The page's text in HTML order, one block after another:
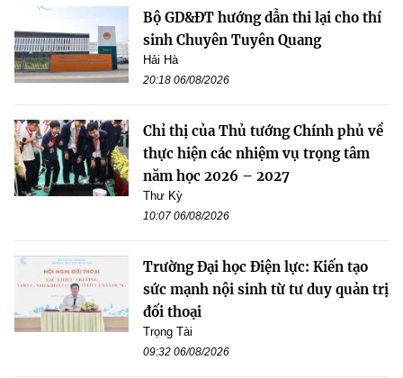
Bộ GD&ĐT hướng dẫn thi lại cho thí
sinh Chuyên Tuyên Quang
Hải Hà
20:18 06/08/2026
Chỉ thị của Thủ tướng Chính phủ về
thực hiện các nhiệm vụ trọng tâm
năm học 2026 – 2027
Thư Kỳ
10:07 06/08/2026
Trường Đại học Điện lực: Kiến tạo
sức mạnh nội sinh từ tư duy quản trị
đối thoại
Trọng Tài
09:32 06/08/2026